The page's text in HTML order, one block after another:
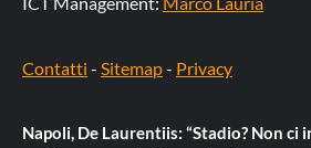
Contatti - Sitemap- Privacy
Napoli, De Laurentiis: “Stadio? Non ci